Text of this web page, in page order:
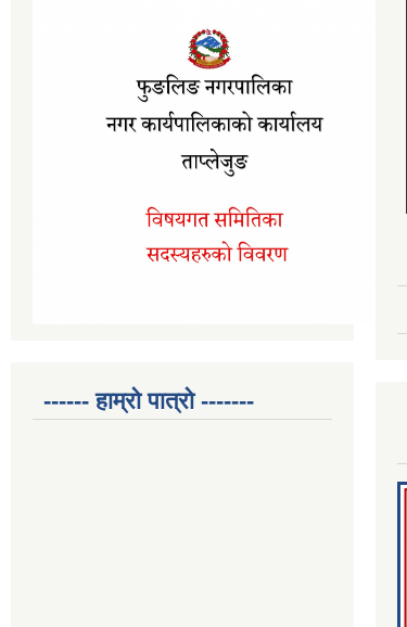
------ हाम्रो पात्रो -------